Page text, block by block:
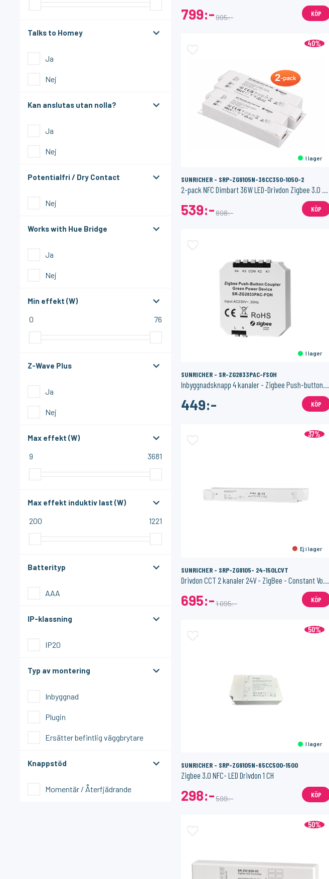
Talks to Homey
Ja
Nej
Kan anslutas utan nolla?
Ja
Nej
Potentialfri / Dry Contact
Nej
Works with Hue Bridge
Ja
Nej
Min effekt (W)
0 76
Z-Wave Plus
Ja
Nej
Max effekt (W)
9 3681
Max effekt induktiv last (W)
200 1221
Batterityp
AAA
IP-klassning
IP20
Typ av montering
Inbyggnad
Plugin
Ersätter befintlig väggbrytare
Knappstöd
Momentär / Återfjädrande
799:-995:- KÖP
40%
I lager
SUNRICHER - SRP-ZG9105N-36CC350-1050-2
539:-898:- KÖP
I lager
SUNRICHER - SR-ZG2833PAC-FSOH
Inbyggnadsknapp 4 kanaler - Zigbee Push-button Coupler
449:- KÖP
37%
Ej i lager
SUNRICHER - SRP-ZG9105- 24-150LCVT
695:-1 095:- KÖP
50%
I lager
SUNRICHER - SRP-ZG9105N-65CC500-1500
Zigbee 3.0 NFC- LED Drivdon 1 CH
298:-599:- KÖP
50%